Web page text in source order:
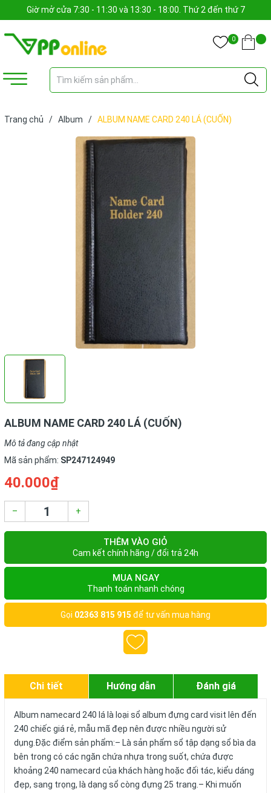
Giờ mở cửa 7:30 - 11:30 và 13:30 - 18:00. Thứ 2 đến thứ 7
0
Trang chủ / Album / ALBUM NAME CARD 240 LÁ (CUỐN)
ALBUM NAME CARD 240 LÁ (CUỐN)
Mô tả đang cập nhật
Mã sản phẩm: SP247124949
40.000₫
– +
THÊM VÀO GIỎ
Cam kết chính hãng / đổi trả 24h
MUA NGAY
Thanh toán nhanh chóng
Gọi 02363 815 915 để tư vấn mua hàng
Chi tiết Hướng dẫn Đánh giá
Album namecard 240 lá là loại sổ album đựng card visit lên đến
240 chiếc giá rẻ, mẫu mã đẹp nên được nhiều người sử
dụng.Đặc điểm sản phẩm:– Là sản phẩm sổ tập dạng sổ bìa da
bên trong có các ngăn chứa nhựa trong suốt, chứa được
khoảng 240 namecard của khách hàng hoặc đối tác, kiểu dáng
đẹp, sang trọng, là dạng sổ còng đựng 25 trang.– Khi muốn